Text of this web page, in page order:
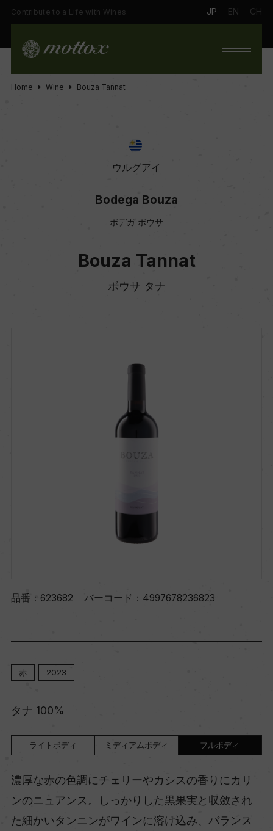
Contribute to a Life with Wines. JP EN CH
Home Wine Bouza Tannat
ウルグアイ
Bodega Bouza
ボデガ ボウサ
Bouza Tannat
ボウサ タナ
品番： 623682 バーコード： 4997678236823
赤 2023
タナ 100%
ライトボディ ミディアムボディ フルボディ
濃厚な赤の色調にチェリーやカシスの香りにカリ
ンのニュアンス。しっかりした黒果実と収斂され
た細かいタンニンがワインに溶け込み、バランス